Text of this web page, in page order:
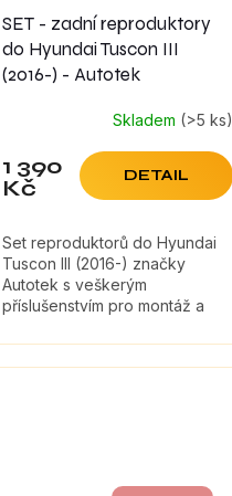
SET - zadní reproduktory
do Hyundai Tuscon III
(2016-) - Autotek
Skladem (>5 ks)
1 390
Kč
DETAIL
Set reproduktorů do Hyundai
Tuscon III (2016-) značky
Autotek s veškerým
příslušenstvím pro montáž a
maximálně zefektivní zvuk
reproduktorů.